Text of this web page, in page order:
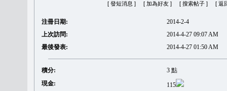
[ 發短消息 ] [ 加為好友 ] [ 搜索帖子 ] [ 返
注冊日期:
2014-2-4
上次訪問:
2014-4-27 09:07 AM
最後發表:
2014-4-27 01:50 AM
積分:
3 點
現金:
115